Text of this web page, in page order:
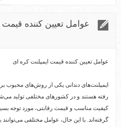
عوامل تعیین کننده
عوامل تعیین کننده قیمت ایمپلنت کره ای
ایمپلنت‌های دندانی یکی از روش‌های محبوب
رفته هستند و در کشورهای مختلفی تولید
کیفیت مناسب و قیمت رقابتی، مورد توجه
گرفته‌اند. با این حال، عوامل مختلفی می‌توانند